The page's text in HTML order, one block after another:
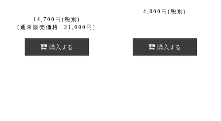
14,700 円 (税別)
[通常販売価格 : 21,000 円 ]
購入する
4,800 円 (税別)
購入する